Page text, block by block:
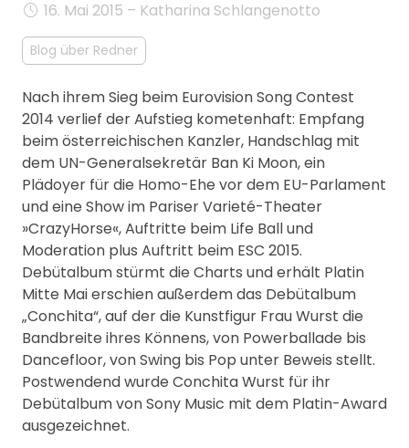
16. Mai 2015 – Katharina Schlangenotto
Blog über Redner
Nach ihrem Sieg beim Eurovision Song Contest
2014 verlief der Aufstieg kometenhaft: Empfang
beim österreichischen Kanzler, Handschlag mit
dem UN-Generalsekretär Ban Ki Moon, ein
Plädoyer für die Homo-Ehe vor dem EU-Parlament
und eine Show im Pariser Varieté-Theater
»CrazyHorse«, Auftritte beim Life Ball und
Moderation plus Auftritt beim ESC 2015.
Debütalbum stürmt die Charts und erhält Platin
Mitte Mai erschien außerdem das Debütalbum
„Conchita“, auf der die Kunstfigur Frau Wurst die
Bandbreite ihres Könnens, von Powerballade bis
Dancefloor, von Swing bis Pop unter Beweis stellt.
Postwendend wurde Conchita Wurst für ihr
Debütalbum von Sony Music mit dem Platin-Award
ausgezeichnet.